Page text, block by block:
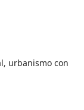
urbanismo con